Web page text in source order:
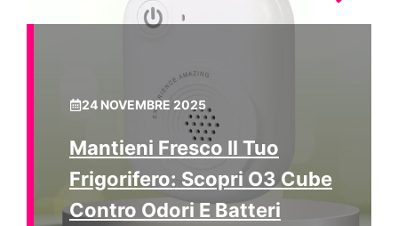
24 NOVEMBRE 2025
Mantieni Fresco Il Tuo
Frigorifero: Scopri O3 Cube
Contro Odori E Batteri